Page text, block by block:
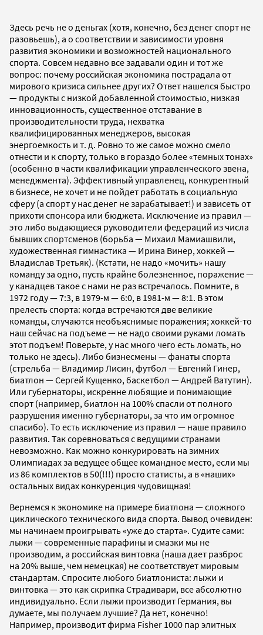
Здесь речь не о деньгах (хотя, конечно, без денег спорт не
разовьешь), а о соответствии и зависимости уровня
развития экономики и возможностей национального
спорта. Совсем недавно все задавали один и тот же
вопрос: почему российская экономика пострадала от
мирового кризиса сильнее других? Ответ нашелся быстро
— продукты с низкой добавленной стоимостью, низкая
инновационность, существенное отставание в
производительности труда, нехватка
квалифицированных менеджеров, высокая
энергоемкость и т. д. Ровно то же самое можно смело
отнести и к спорту, только в гораздо более «темных тонах»
(особенно в части квалификации управленческого звена,
менеджмента). Эффективный управленец, конкурентный
в бизнесе, не хочет и не пойдет работать в социальную
сферу (а спорт у нас денег не зарабатывает!) и зависеть от
прихоти спонсора или бюджета. Исключение из правил —
это либо выдающиеся руководители федераций из числа
бывших спортсменов (борьба — Михаил Мамиашвили,
художественная гимнастика — Ирина Винер, хоккей —
Владислав Третьяк). (Кстати, не надо «мочить» нашу
команду за одно, пусть крайне болезненное, поражение —
у канадцев такое с нами не раз встречалось. Помните, в
1972 году — 7:3, в 1979-м — 6:0, в 1981-м — 8:1. В этом
прелесть спорта: когда встречаются две великие
команды, случаются необъяснимые поражения; хоккей-то
наш сейчас на подъеме — не надо своими руками ломать
этот подъем! Поверьте, у нас много чего есть ломать, но
только не здесь). Либо бизнесмены — фанаты спорта
(стрельба — Владимир Лисин, футбол — Евгений Гинер,
биатлон — Сергей Кущенко, баскетбол — Андрей Ватутин).
Или губернаторы, искренне любящие и понимающие
спорт (например, биатлон на 100% спасли от полного
разрушения именно губернаторы, за что им огромное
спасибо). То есть исключение из правил — наше правило
развития. Так соревноваться с ведущими странами
невозможно. Как можно конкурировать на зимних
Олимпиадах за ведущее общее командное место, если мы
из 86 комплектов в 50(!!!) просто статисты, а в «наших»
остальных видах конкуренция чудовищная!
Вернемся к экономике на примере биатлона — сложного
циклического технического вида спорта. Вывод очевиден:
мы начинаем проигрывать «уже до старта». Судите сами:
лыжи — современные парафины и смазки мы не
производим, а российская винтовка (наша дает разброс
на 20% выше, чем немецкая) не соответствует мировым
стандартам. Спросите любого биатлониста: лыжи и
винтовка — это как скрипка Страдивари, все абсолютно
индивидуально. Если лыжи производит Германия, вы
думаете, мы получаем лучшие? Да нет, конечно!
Например, производит фирма Fisher 1000 пар элитных